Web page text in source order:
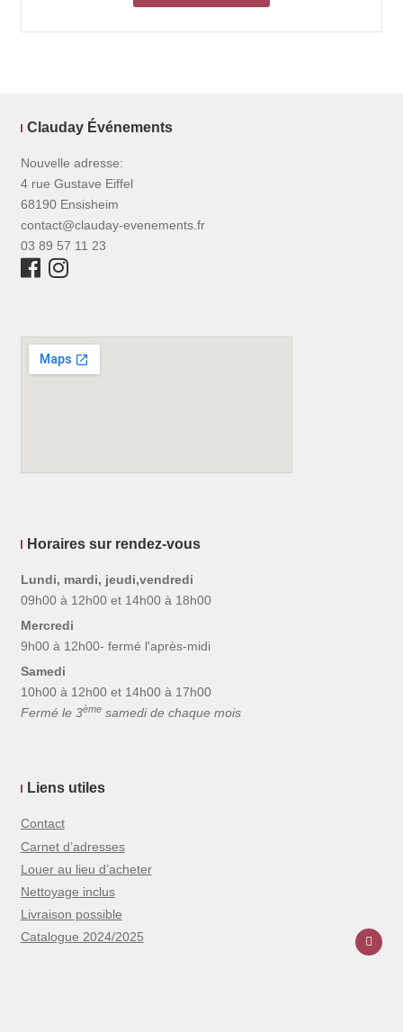
Clauday Événements
Nouvelle adresse:
4 rue Gustave Eiffel
68190 Ensisheim
contact@clauday-evenements.fr
03 89 57 11 23
Horaires sur rendez-vous
Lundi, mardi, jeudi,vendredi
09h00 à 12h00 et 14h00 à 18h00
Mercredi
9h00 à 12h00- fermé l'après-midi
Samedi
10h00 à 12h00 et 14h00 à 17h00
Fermé le 3èmesamedi de chaque mois
Liens utiles
Contact
Carnet d’adresses
Louer au lieu d’acheter
Nettoyage inclus
Livraison possible
Catalogue 2024/2025